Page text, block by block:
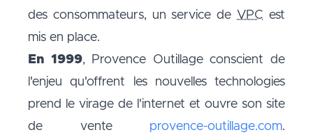
des consommateurs, un service de VPC est
mis en place.
En 1999, Provence Outillage conscient de
l'enjeu qu'offrent les nouvelles technologies
prend le virage de l'internet et ouvre son site
de vente provence-outillage.com.